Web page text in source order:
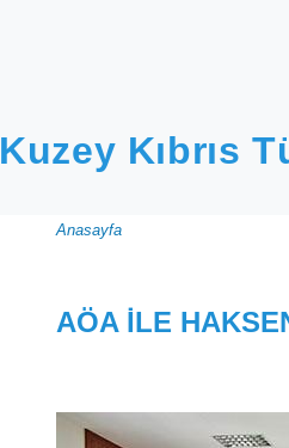
Kuzey Kıbrıs
Sayfa
yolu
Anasayfa
AÖA İLE